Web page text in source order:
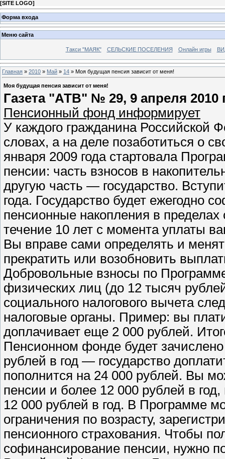
[SITE LOGO]
Форма входа
Меню сайта
Такси "МАЯК" СЕЛЬСКИЕ ПОСЕЛЕНИЯ Онлайн игры
Главная » 2010 » Май » 14 » Моя будущая пенсия зависит от меня!
Моя будущая пенсия зависит от меня!
Газета "АТВ" № 29, 9 апреля 2010
Пенсионный фонд информирует
У каждого гражданина Российской
словах, а на деле позаботиться о
января 2009 года стартовала
пенсии: часть взносов в
другую часть — государство.
года. Государство будет ежегодно
пенсионные накопления в
течение 10 лет с момента уплаты
Вы вправе сами определять и
прекратить или возобновить
Добровольные взносы по
физических лиц (до 12 тысяч
социального налогового вычета
налоговые органы. Пример: вы
доплачивает еще 2 000 рублей.
Пенсионном фонде будет
рублей в год — государство
пополнится на 24 000 рублей. Вы
пенсии и более 12 000 рублей в
12 000 рублей в год. В Программе
ограничения по возрасту,
пенсионного страхования. Чтобы
софинансирование пенсии, нужно